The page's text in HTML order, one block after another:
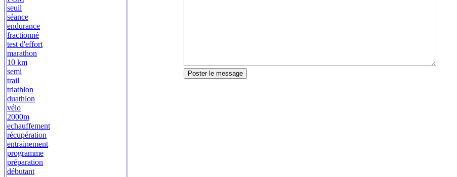
seuil
séance
endurance
fractionné
test d'effort
marathon
10 km
semi
trail
triathlon
duathlon
vélo
2000m
echauffement
récupération
entrainement
programme
préparation
débutant